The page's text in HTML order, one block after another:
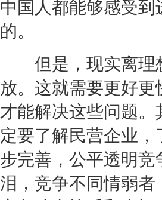
中国人都能够感受
的。
但是，现实离理想
放。这就需要更好
才能解决这些问题
定要了解民营企业
步完善，公平透明
泪，竞争不同情弱